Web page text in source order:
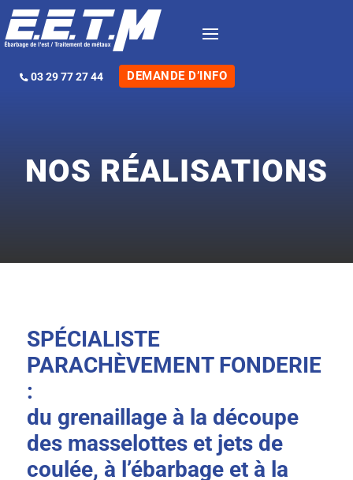
03 29 77 27 44 DEMANDE D’INFO
NOS RÉALISATIONS
SPÉCIALISTE
PARACHÈVEMENT FONDERIE
:
du grenaillage à la découpe
des masselottes et jets de
coulée, à l’ébarbage et à la